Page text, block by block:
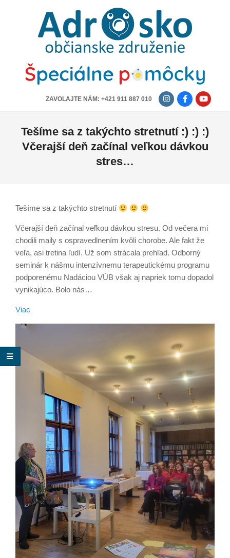
ADROSKO
OBČIANSKE
ZDRUŽENIE
ZAVOLAJTE NÁM: +421 911 887 010
Tešíme sa z takýchto stretnutí :) :) :)
Včerajší deň začínal veľkou dávkou
stres…
Tešíme sa z takýchto stretnutí
Včerajší deň začínal veľkou dávkou stresu. Od večera mi
chodili maily s ospravedlnením kvôli chorobe. Ale fakt že
veľa, asi tretina ľudí. Už som strácala prehľad. Odborný
seminár k nášmu intenzívnemu terapeutickému programu
podporenému Nadáciou VÚB však aj napriek tomu dopadol
vynikajúco. Bolo nás…
Viac